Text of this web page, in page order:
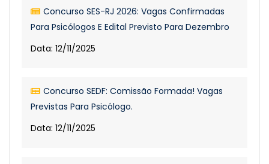
Concurso SES-RJ 2026: Vagas Confirmadas
Para Psicólogos E Edital Previsto Para Dezembro
Data: 12/11/2025
Concurso SEDF: Comissão Formada! Vagas
Previstas Para Psicólogo.
Data: 12/11/2025